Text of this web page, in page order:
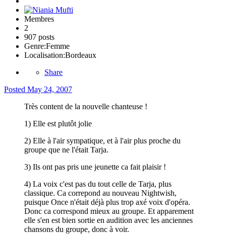
Membres
2
907 posts
Genre:Femme
Localisation:Bordeaux
Share
Posted May 24, 2007
Très content de la nouvelle chanteuse !
1) Elle est plutôt jolie
2) Elle à l'air sympatique, et à l'air plus proche du
groupe que ne l'était Tarja.
3) Ils ont pas pris une jeunette ca fait plaisir !
4) La voix c'est pas du tout celle de Tarja, plus
classique. Ca correpond au nouveau Nightwish,
puisque Once n'était déjà plus trop axé voix d'opéra.
Donc ca correspond mieux au groupe. Et apparement
elle s'en est bien sortie en audition avec les anciennes
chansons du groupe, donc à voir.